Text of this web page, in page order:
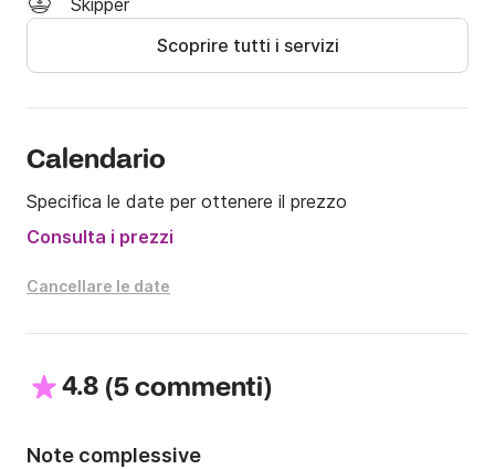
Per il noleggio a scafo nudo è necessaria la patente
Il carburante non è incluso nel prezzo
numero Click&Boat.
A presto!
Skipper
Scoprire tutti i servizi
Calendario
Specifica le date per ottenere il prezzo
Consulta i prezzi
Cancellare le date
4.8 (5 commenti)
Note complessive